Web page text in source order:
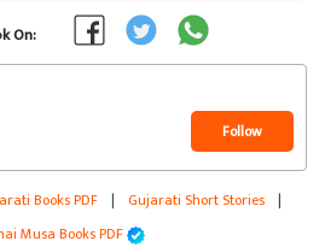
On:
Follow
Books PDF | Gujarati Short Stories |
Musa Books PDF